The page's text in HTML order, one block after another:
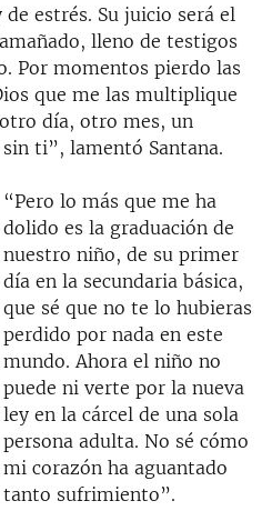
estrés. Su juicio será el
lleno de testigos
Por momentos pierdo las
que me las multiplique
día, otro mes, un
ti”, lamentó Santana.
“Pero lo más que me ha
dolido es la graduación de
nuestro niño, de su primer
día en la secundaria básica,
que sé que no te lo hubieras
perdido por nada en este
mundo. Ahora el niño no
puede ni verte por la nueva
ley en la cárcel de una sola
persona adulta. No sé cómo
mi corazón ha aguantado
tanto sufrimiento”.